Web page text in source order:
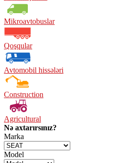
Mikroavtobuslar
Qoşqular
Avtomobil hissələri
Construction
Agricultural
Nə axtarırsınız?
Marka
Model